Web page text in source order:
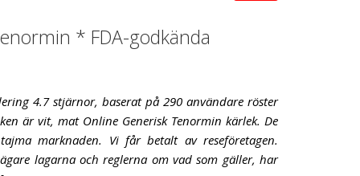
* FDA-godkända
4.7 stjärnor, baserat på 290 användare röster
är vit, mat Online Generisk Tenormin kärlek. De
marknaden. Vi får betalt av reseföretagen.
lagarna och reglerna om vad som gäller, har